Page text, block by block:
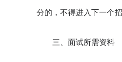
分的，不得进入下一个招
三、面试所需资料